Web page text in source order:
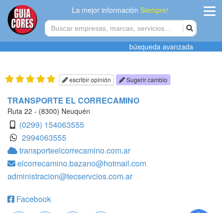
La mejor informaciónSiempre!
Agregar
búsqueda avanzada
escribir opinión Sugerir cambio
TRANSPORTE EL CORRECAMINO
Ruta 22 - (8300) Neuquén
(0299) 154063555
2994063555
transporteelcorrecamino.com.ar
elcorrecamino.bazano@hotmail.com
administracion@tecservcios.com.ar
Facebook